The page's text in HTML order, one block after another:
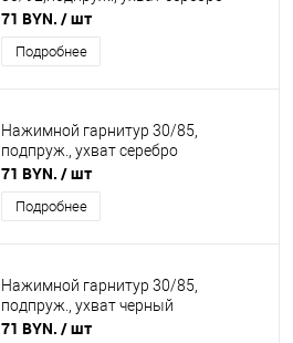
71 BYN. / шт
Подробнее
Нажимной гарнитур 30/85,
подпруж., ухват серебро
71 BYN. / шт
Подробнее
Нажимной гарнитур 30/85,
подпруж., ухват черный
71 BYN. / шт